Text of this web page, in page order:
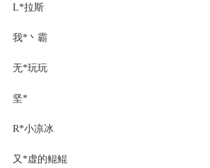
L*拉斯
我*丶霸
无*玩玩
坚*
R*小凉冰
又*虚的鲲鲲